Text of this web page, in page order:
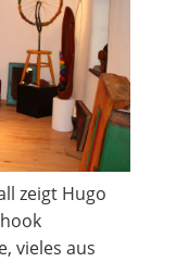
zeigt Hugo
vieles aus